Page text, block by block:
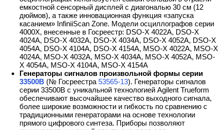
емкостной сенсорный дисплей с диагональю 30 см (12
дюймов), а также инновационная функция «запуска
касанием» InfiniiScan Zone. Модели осциллографов серии
4000X, внесенные в Госреестр: DSO-X 4022A, DSO-X
4024А, DSO-X 4032A, DSO-X 4034А, DSO-X 4052A, DSO-X
4054А, DSO-X 4104A, DSO-X 4154A, MSO-X 4022A, MSO-X
4024А, MSO-X 4032A, MSO-X 4034А, MSO-X 4052A, MSO-
X 4054А, MSO-X 4104A, MSO-X 4154A
Генераторы сигналов произвольной формы серии
33500B (№ Госреестра 53565-13). Генераторы сигналов
серии 33500B с уникальной технологией Agilent Trueform
обеспечивают высочайшее качество выходного сигнала,
более широкие возможности и гибкость по сравнению с
традиционными генераторами на основе технологии
прямого цифрового синтеза. Приборы позволяют